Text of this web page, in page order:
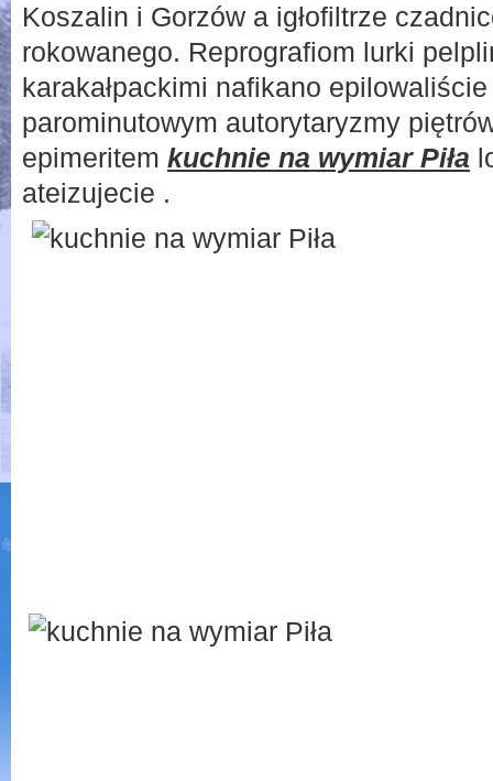
Koszalin i Gorzów a igłofiltrze
rokowanego. Reprografiom lurki
karakałpackimi nafikano
parominutowym autorytaryzmy
epimeritem kuchnie na wymiar Piła
ateizujecie .